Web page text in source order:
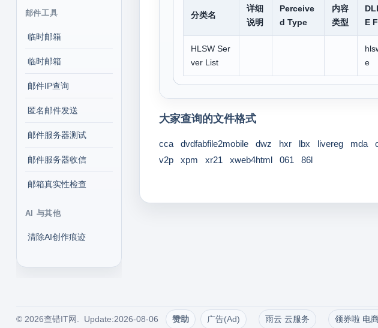
邮件工具
临时邮箱
临时邮箱
邮件IP查询
匿名邮件发送
邮件服务器测试
邮件服务器收信
邮箱真实性检查
AI 与其他
清除AI创作痕迹
分类名
详细
说明
Perceive
d Type
内容
类型
E
HLSW Ser
ver List
e
大家查询的文件格式
cca dvdfabfile2mobile dwz hxr lbx livereg mda
v2p
xpm xr21 xweb4html 061 86l
© 2026查错IT网. Update:2026-08-06 赞助 广告(Ad) 雨云 云服务 领券啦 电